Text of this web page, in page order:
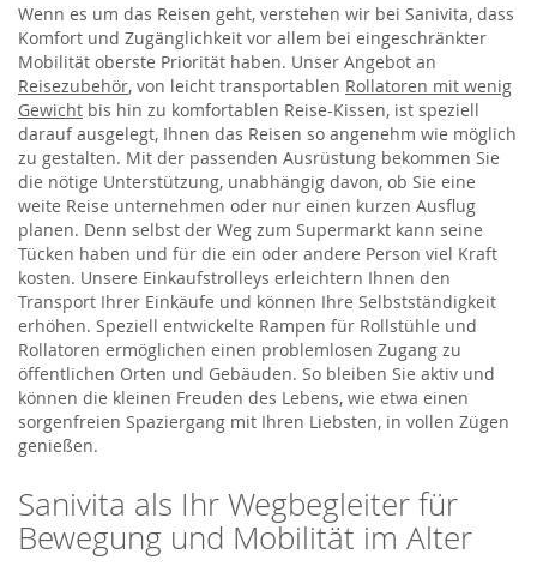
Wenn es um das Reisen geht, verstehen wir bei Sanivita, dass
Komfort und Zugänglichkeit vor allem bei eingeschränkter
Mobilität oberste Priorität haben. Unser Angebot an
Reisezubehör, von leicht transportablen Rollatoren mit wenig
Gewicht bis hin zu komfortablen Reise-Kissen, ist speziell
darauf ausgelegt, Ihnen das Reisen so angenehm wie möglich
zu gestalten. Mit der passenden Ausrüstung bekommen Sie
die nötige Unterstützung, unabhängig davon, ob Sie eine
weite Reise unternehmen oder nur einen kurzen Ausflug
planen. Denn selbst der Weg zum Supermarkt kann seine
Tücken haben und für die ein oder andere Person viel Kraft
kosten. Unsere Einkaufstrolleys erleichtern Ihnen den
Transport Ihrer Einkäufe und können Ihre Selbstständigkeit
erhöhen. Speziell entwickelte Rampen für Rollstühle und
Rollatoren ermöglichen einen problemlosen Zugang zu
öffentlichen Orten und Gebäuden. So bleiben Sie aktiv und
können die kleinen Freuden des Lebens, wie etwa einen
sorgenfreien Spaziergang mit Ihren Liebsten, in vollen Zügen
genießen.
Sanivita als Ihr Wegbegleiter für
Bewegung und Mobilität im Alter